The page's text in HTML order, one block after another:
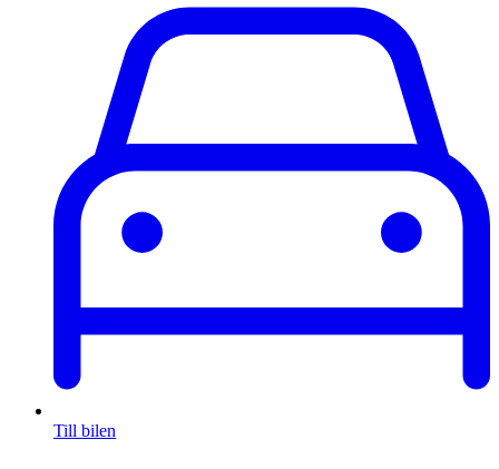
Till bilen